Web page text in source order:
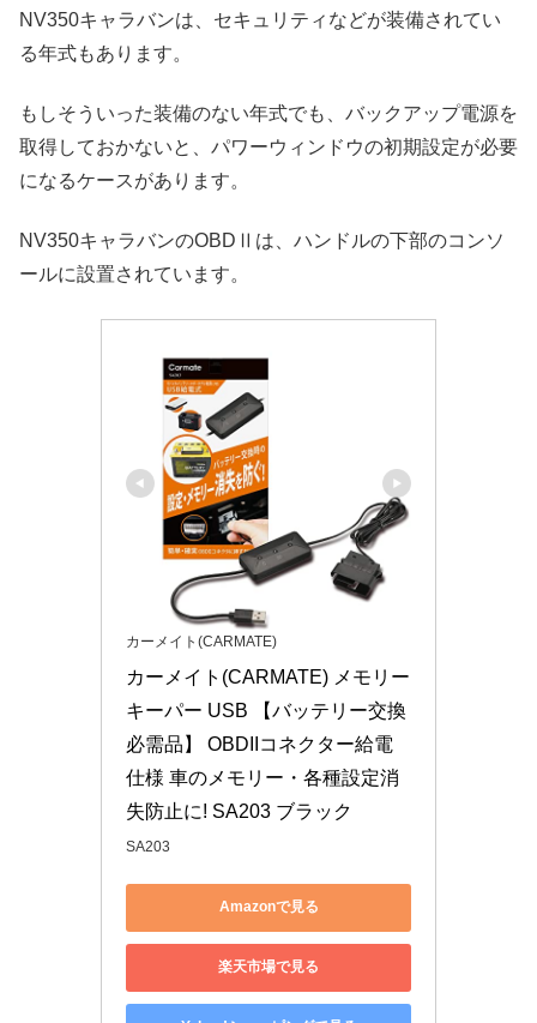
NV350キャラバンは、セキュリティなどが装備されてい
る年式もあります。
もしそういった装備のない年式でも、バックアップ電源を
取得しておかないと、パワーウィンドウの初期設定が必要
になるケースがあります。
NV350キャラバンのOBDⅡは、ハンドルの下部のコンソ
ールに設置されています。
カーメイト(CARMATE)
カーメイト(CARMATE) メモリー
キーパー USB 【バッテリー交換
必需品】 OBDIIコネクター給電
仕様 車のメモリー・各種設定消
失防止に! SA203 ブラック
SA203
Amazonで見る
楽天市場で見る